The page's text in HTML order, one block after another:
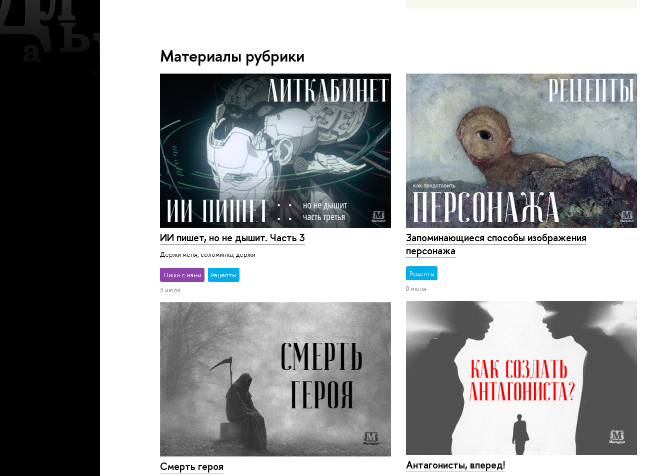
Материалы рубрики
ИИ пишет, но не дышит. Часть 3
Держи меня, соломинка, держи
Пиши с нами
Рецепты
3 июля
Запоминающиеся способы изображения
персонажа
Рецепты
8 июня
Антагонисты, вперед!
Смерть героя